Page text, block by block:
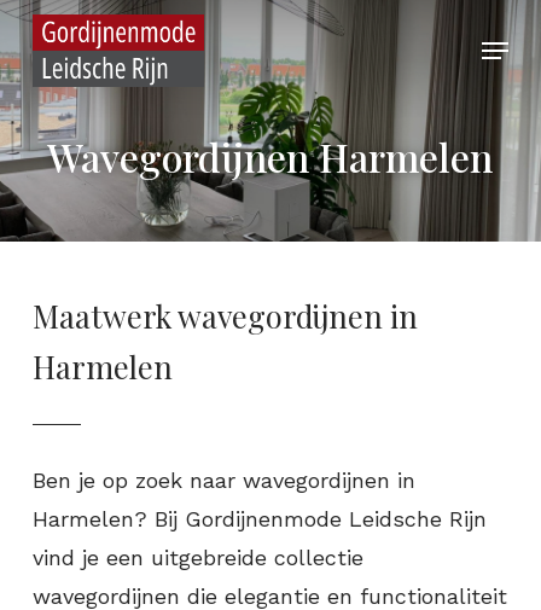
Skip
to
main
content
Menu
Wavegordijnen Harmelen
Maatwerk wavegordijnen in
Harmelen
Ben je op zoek naar wavegordijnen in
Harmelen? Bij Gordijnenmode Leidsche Rijn
vind je een uitgebreide collectie
wavegordijnen die elegantie en functionaliteit